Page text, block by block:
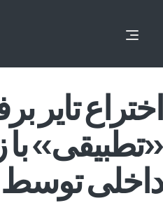
اختراع تایر
«تطبیقی»
داخلی توسط